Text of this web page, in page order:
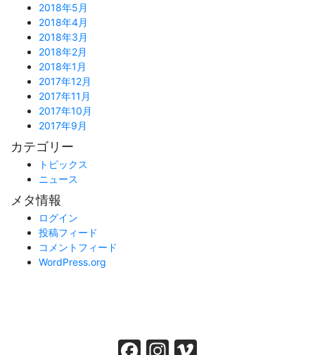
2018年5月
2018年4月
2018年3月
2018年2月
2018年1月
2017年12月
2017年11月
2017年10月
2017年9月
カテゴリー
トピックス
ニュース
メタ情報
ログイン
投稿フィード
コメントフィード
WordPress.org
Facebook Instagram